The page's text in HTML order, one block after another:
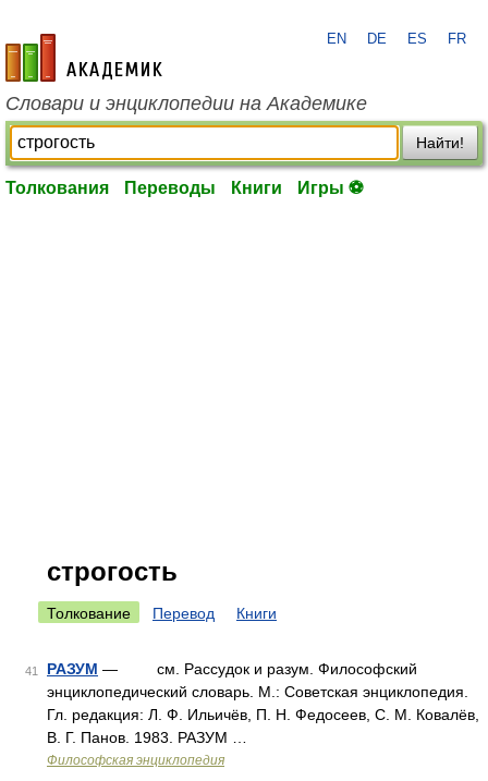
academic.ru
EN DE ES FR
Словари и энциклопедии на Академике
Найти!
Толкования Переводы Книги Игры ⚽
строгость
Толкование Перевод Книги
41 РАЗУМ — см. Рассудок и разум. Философский
энциклопедический словарь. М.: Советская энциклопедия.
Гл. редакция: Л. Ф. Ильичёв, П. Н. Федосеев, С. М. Ковалёв,
В. Г. Панов. 1983. РАЗУМ …
Философская энциклопедия